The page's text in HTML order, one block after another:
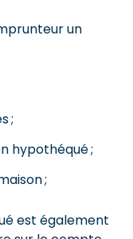
un
;
hypothéqué ;
;
est également